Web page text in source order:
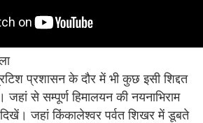
प्रशासन के दौर में भी कुछ इसी शिद्दत
से सम्पूर्ण हिमालयन की नयनाभिराम
दिखें। जहां किंकालेश्वर पर्वत शिखर में डूबते